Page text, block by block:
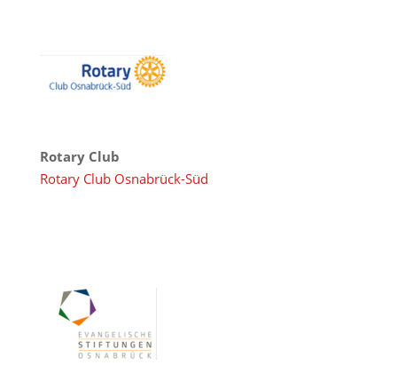
Rotary Club
Rotary Club Osnabrück-Süd